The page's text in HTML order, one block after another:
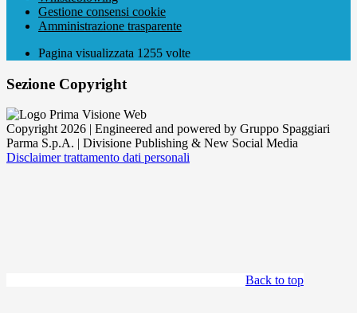
Gestione consensi cookie
Amministrazione trasparente
Pagina visualizzata 1255 volte
Sezione Copyright
Copyright 2026 | Engineered and powered by Gruppo Spaggiari
Parma S.p.A. | Divisione Publishing & New Social Media
Disclaimer trattamento dati personali
Back to top